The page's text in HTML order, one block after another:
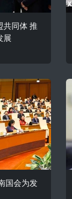
共同体 推
展
国会为发